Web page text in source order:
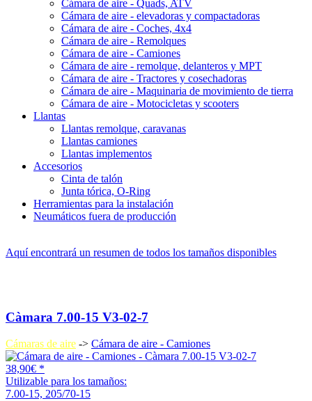
Cámara de aire - Quads, ATV
Cámara de aire - elevadoras y compactadoras
Cámara de aire - Coches, 4x4
Cámara de aire - Remolques
Cámara de aire - Camiones
Cámara de aire - remolque, delanteros y MPT
Cámara de aire - Tractores y cosechadoras
Cámara de aire - Maquinaria de movimiento de tierra
Cámara de aire - Motocicletas y scooters
Llantas
Llantas remolque, caravanas
Llantas camiones
Llantas implementos
Accesorios
Cinta de talón
Junta tórica, O-Ring
Herramientas para la instalación
Neumáticos fuera de producción
Aquí encontrará un resumen de todos los tamaños disponibles
Càmara 7.00-15 V3-02-7
Cámaras de aire -> Cámara de aire - Camiones
38,90€ *
Utilizable para los tamaños:
7.00-15, 205/70-15